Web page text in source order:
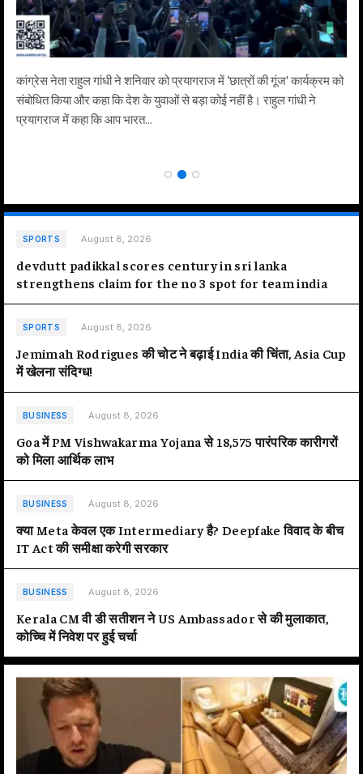
कांग्रेस नेता राहुल गांधी ने शनिवार को प्रयागराज में ‘छात्रों की गूंज’ कार्यक्रम को
संबोधित किया और कहा कि देश के युवाओं से बड़ा कोई नहीं है। राहुल गांधी ने
प्रयागराज में कहा कि आप भारत…
SPORTS August 8, 2026
devdutt padikkal scores century in sri lanka
strengthens claim for the no 3 spot for team india
SPORTS August 8, 2026
Jemimah Rodrigues की चोट ने बढ़ाई India की चिंता, Asia Cup
में खेलना संदिग्ध!
BUSINESS August 8, 2026
Goa में PM Vishwakarma Yojana से 18,575 पारंपरिक कारीगरों
को मिला आर्थिक लाभ
BUSINESS August 8, 2026
क्या Meta केवल एक Intermediary है? Deepfake विवाद के बीच
IT Act की समीक्षा करेगी सरकार
BUSINESS August 8, 2026
Kerala CM वी डी सतीशन ने US Ambassador से की मुलाकात,
कोच्चि में निवेश पर हुई चर्चा